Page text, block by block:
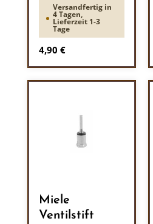
Versandfertig in
4 Tagen,
Lieferzeit 1-3
Tage
Regulärer Preis:
4,90 €
Miele
Ventilstift